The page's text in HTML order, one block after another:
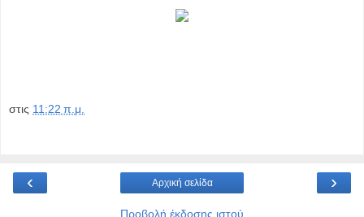
στις 11:22 π.μ.
‹ ›
Αρχική σελίδα
Προβολή έκδοσης ιστού